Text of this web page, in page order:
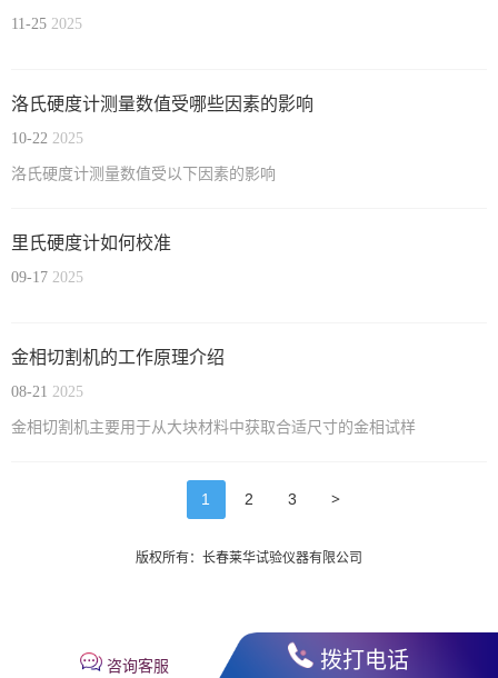
11-25 2025
洛氏硬度计测量数值受哪些因素的影响
10-22 2025
洛氏硬度计测量数值受以下因素的影响
里氏硬度计如何校准
09-17 2025
金相切割机的工作原理介绍
08-21 2025
金相切割机主要用于从大块材料中获取合适尺寸的金相试样
1 2 3 >
版权所有：长春莱华试验仪器有限公司
咨询客服 拨打电话